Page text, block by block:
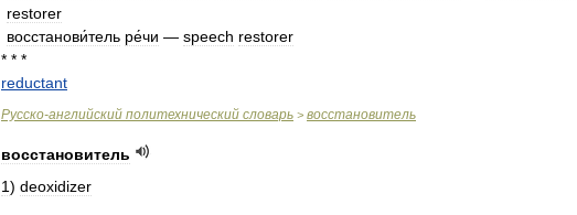
restorer
восстанови́тель ре́чи — speech restorer
* * *
reductant
Русско-английский политехнический словарь > восстановитель
восстановитель
1) deoxidizer